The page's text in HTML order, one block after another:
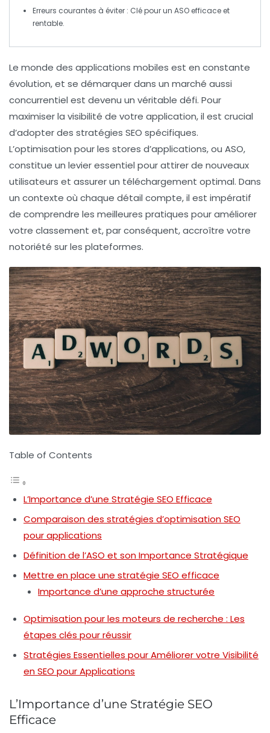
Erreurs courantes à éviter : Clé pour un ASO efficace et
rentable.
Le monde des applications mobiles est en constante
évolution, et se démarquer dans un marché aussi
concurrentiel est devenu un véritable défi. Pour
maximiser la visibilité de votre application, il est crucial
d’adopter des stratégies SEO spécifiques.
L’optimisation pour les stores d’applications, ou ASO,
constitue un levier essentiel pour attirer de nouveaux
utilisateurs et assurer un téléchargement optimal. Dans
un contexte où chaque détail compte, il est impératif
de comprendre les meilleures pratiques pour améliorer
votre classement et, par conséquent, accroître votre
notoriété sur les plateformes.
Table of Contents
L’Importance d’une Stratégie SEO Efficace
Comparaison des stratégies d’optimisation SEO
pour applications
Définition de l’ASO et son Importance Stratégique
Mettre en place une stratégie SEO efficace
Importance d’une approche structurée
Optimisation pour les moteurs de recherche : Les
étapes clés pour réussir
Stratégies Essentielles pour Améliorer votre Visibilité
en SEO pour Applications
L’Importance d’une Stratégie SEO
Efficace